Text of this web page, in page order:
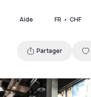
Aide FR • CHF
Partager